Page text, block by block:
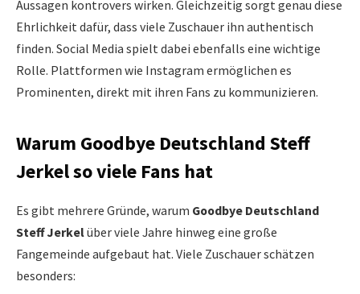
Aussagen kontrovers wirken. Gleichzeitig sorgt genau diese
Ehrlichkeit dafür, dass viele Zuschauer ihn authentisch
finden. Social Media spielt dabei ebenfalls eine wichtige
Rolle. Plattformen wie Instagram ermöglichen es
Prominenten, direkt mit ihren Fans zu kommunizieren.
Warum Goodbye Deutschland Steff
Jerkel so viele Fans hat
Es gibt mehrere Gründe, warum Goodbye Deutschland
Steff Jerkelüber viele Jahre hinweg eine große
Fangemeinde aufgebaut hat. Viele Zuschauer schätzen
besonders: